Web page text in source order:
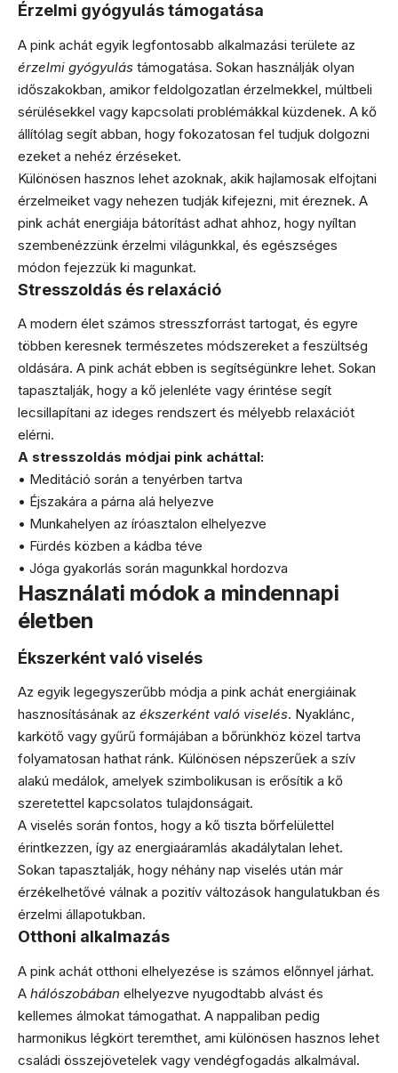
Érzelmi gyógyulás támogatása
A pink achát egyik legfontosabb alkalmazási területe az
érzelmi gyógyulás támogatása. Sokan használják olyan
időszakokban, amikor feldolgozatlan érzelmekkel, múltbeli
sérülésekkel vagy kapcsolati problémákkal küzdenek. A kő
állítólag segít abban, hogy fokozatosan fel tudjuk dolgozni
ezeket a nehéz érzéseket.
Különösen hasznos lehet azoknak, akik hajlamosak elfojtani
érzelmeiket vagy nehezen tudják kifejezni, mit éreznek. A
pink achát energiája bátorítást adhat ahhoz, hogy nyíltan
szembenézzünk érzelmi világunkkal, és egészséges
módon fejezzük ki magunkat.
Stresszoldás és relaxáció
A modern élet számos stresszforrást tartogat, és egyre
többen keresnek természetes módszereket a feszültség
oldására. A pink achát ebben is segítségünkre lehet. Sokan
tapasztalják, hogy a kő jelenléte vagy érintése segít
lecsillapítani az ideges rendszert és mélyebb relaxációt
elérni.
A stresszoldás módjai pink acháttal:
• Meditáció során a tenyérben tartva
• Éjszakára a párna alá helyezve
• Munkahelyen az íróasztalon elhelyezve
• Fürdés közben a kádba téve
• Jóga gyakorlás során magunkkal hordozva
Használati módok a mindennapi
életben
Ékszerként való viselés
Az egyik legegyszerűbb módja a pink achát energiáinak
hasznosításának az ékszerként való viselés. Nyaklánc,
karkötő vagy gyűrű formájában a bőrünkhöz közel tartva
folyamatosan hathat ránk. Különösen népszerűek a szív
alakú medálok, amelyek szimbolikusan is erősítik a kő
szeretettel kapcsolatos tulajdonságait.
A viselés során fontos, hogy a kő tiszta bőrfelülettel
érintkezzen, így az energiaáramlás akadálytalan lehet.
Sokan tapasztalják, hogy néhány nap viselés után már
érzékelhetővé válnak a pozitív változások hangulatukban és
érzelmi állapotukban.
Otthoni alkalmazás
A pink achát otthoni elhelyezése is számos előnnyel járhat.
A hálószobában elhelyezve nyugodtabb alvást és
kellemes álmokat támogathat. A nappaliban pedig
harmonikus légkört teremthet, ami különösen hasznos lehet
családi összejövetelek vagy vendégfogadás alkalmával.